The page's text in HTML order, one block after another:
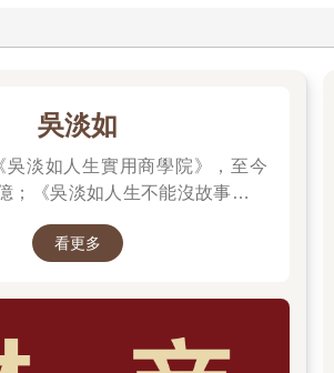
吳淡如
吳淡如人生實用商學院》，至今
；《吳淡如人生不能沒故事》也
運作與人性選擇，讓看似遙遠的
看更多